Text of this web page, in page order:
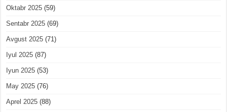
Oktabr 2025 (59)
Sentabr 2025 (69)
Avgust 2025 (71)
Iyul 2025 (87)
Iyun 2025 (53)
May 2025 (76)
Aprel 2025 (88)